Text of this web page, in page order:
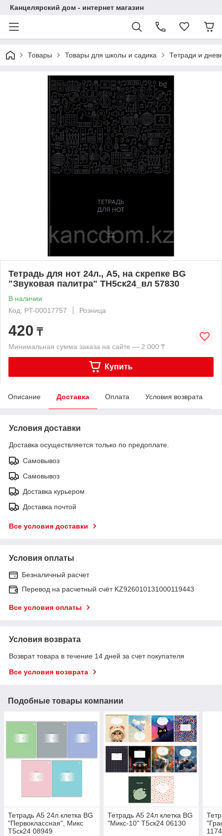
Канцелярский дом - интернет магазин
Товары Товары для школы и садика Тетради и
Тетрадь для нот 24л., А5, на скрепке BG
"Звуковая палитра" ТН5ск24_вл 57830
В наличии
Код: PT-00017757
Розница
420 ₸
Минимальная сумма заказа на сайте — 2 000 ₸
Купить
Описание Доставка Оплата Условия возврата
Условия доставки
Доставка осуществляется только по предоплате.
Самовывоз
Самовывоз
Доставка курьером
Доставка почтой
Все условия доставки
Условия оплаты
Безналичный расчет
Перевод на расчетный счёт KZ926010131000119443
Все условия оплаты
Условия возврата
Возврат товара в течение 14 дней за счет покупателя
Все условия возврата
Подобные товары компании
Тетрадь А5 24л клетка BG
"Первоклассная", Микс
Т5ск24 08949
Тетрадь А5 24л клетка BG
"Микс-10" Т5ск24 06130